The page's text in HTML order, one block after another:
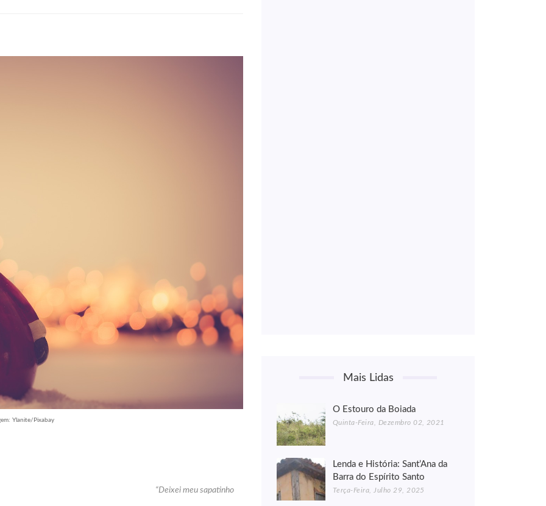
Ylanite/Pixabay
“Deixei meu sapatinho
Mais Lidas
O Estouro da Boiada
Quinta-Feira, Dezembro 02, 2021
Lenda e História: Sant’Ana da
Barra do Espírito Santo
Terça-Feira, Julho 29, 2025